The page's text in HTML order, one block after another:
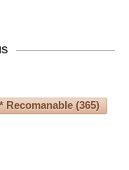
Recomanable(365)